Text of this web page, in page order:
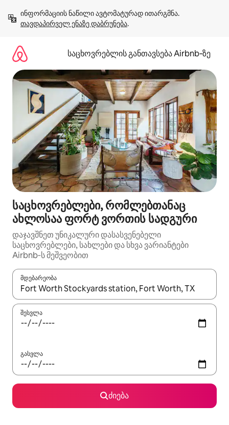
გადასვლა
თავდაპირველ ენაზე დაბრუნება.
საცხოვრებლის განთავსება Airbnb‑ზე
საცხოვრებლები, რომლებთანაც
ახლოსაა ფორტ ვორთის სადგური
დაჯავშნეთ უნიკალური დასასვენებელი
საცხოვრებლები, სახლები და სხვა ვარიანტები
Airbnb‑ს მეშვეობით
მდებარეობა
როცა შედეგები ხელმისაწვდომი გახდება, ნავიგაციისთვის
შესვლა
გასვლა
ძიება